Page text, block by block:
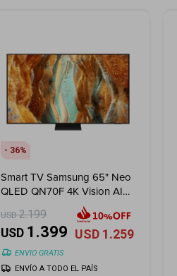
36
Smart TV Samsung 65" Neo
QLED QN70F 4K Vision AI
USD 2.199
USD 1.399 USD 1.259
ENVIO GRATIS
ENVÍO A TODO EL PAÍS